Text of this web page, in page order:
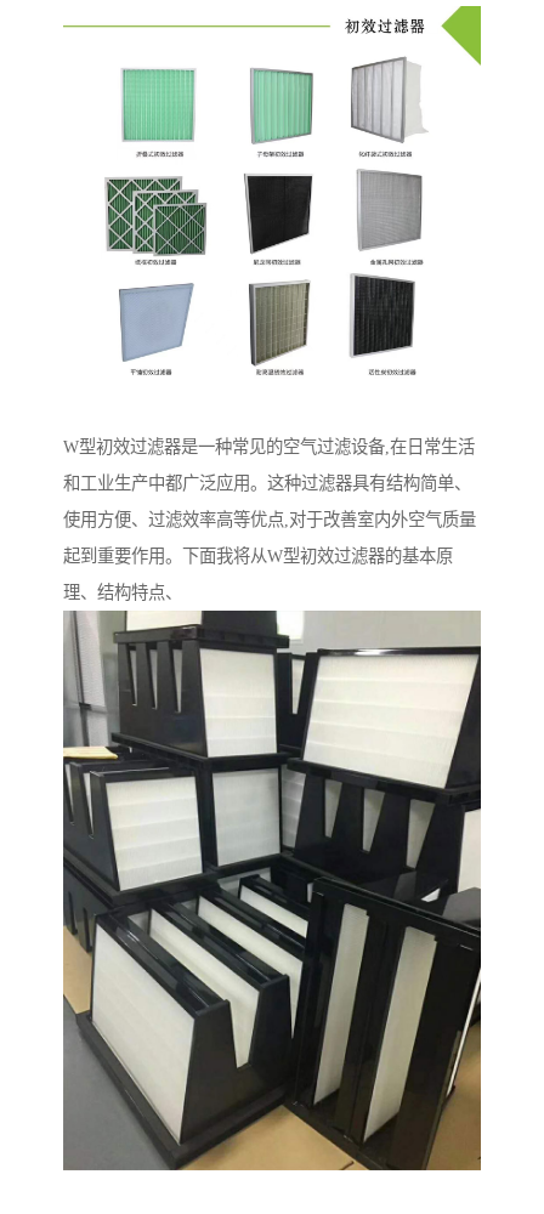
W型初效过滤器是一种常见的空气过滤设备,在日常生活
和工业生产中都广泛应用。这种过滤器具有结构简单、
使用方便、过滤效率高等优点,对于改善室内外空气质量
起到重要作用。下面我将从W型初效过滤器的基本原
理、结构特点、